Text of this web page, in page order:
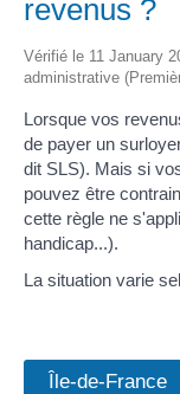
revenus ?
Vérifié le 11 January
administrative
Lorsque vos
de payer un
dit SLS). Mais si
pouvez être
cette règle ne
handicap...).
La situation varie
Île-de-France